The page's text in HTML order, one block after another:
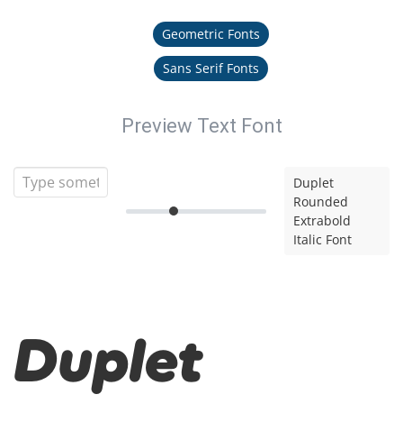
Geometric Fonts
Sans Serif Fonts
Preview Text Font
Duplet
Rounded
Extrabold
Italic Font
Duplet